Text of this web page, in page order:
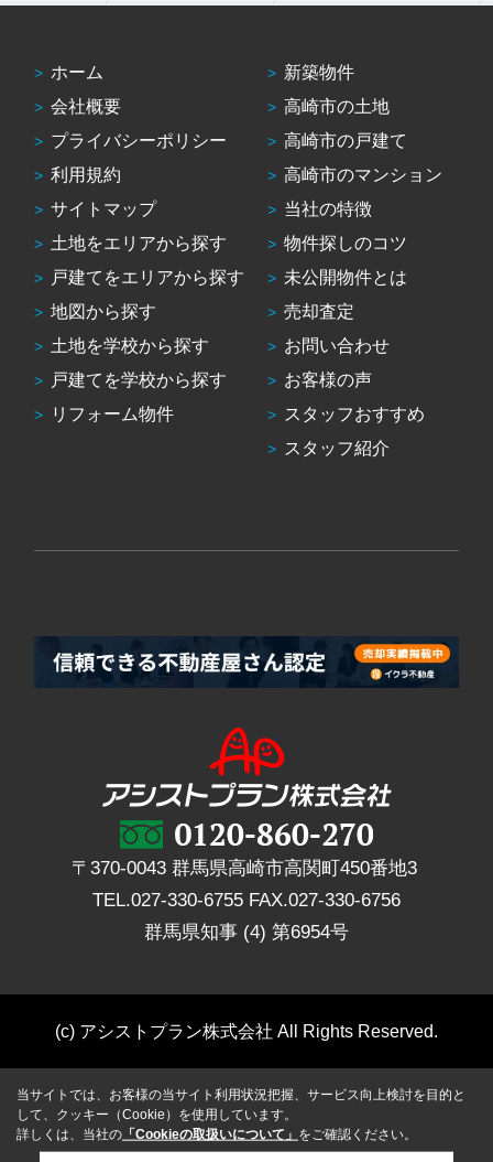
ホーム
会社概要
プライバシーポリシー
利用規約
サイトマップ
土地をエリアから探す
戸建てをエリアから探す
地図から探す
土地を学校から探す
戸建てを学校から探す
リフォーム物件
新築物件
高崎市の土地
高崎市の戸建て
高崎市のマンション
当社の特徴
物件探しのコツ
未公開物件とは
売却査定
お問い合わせ
お客様の声
スタッフおすすめ
スタッフ紹介
〒370-0043 群馬県高崎市高関町450番地3
TEL.027-330-6755 FAX.027-330-6756
群馬県知事 (4) 第6954号
(c) アシストプラン株式会社 All Rights Reserved.
当サイトでは、お客様の当サイト利用状況把握、サービス向上検討を目的と
して、クッキー（Cookie）を使用しています。
詳しくは、当社の 「Cookieの取扱いについて」 をご確認ください。